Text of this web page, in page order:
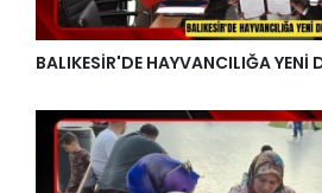
BALIKESİR'DE HAYVANCILIĞA YENİ